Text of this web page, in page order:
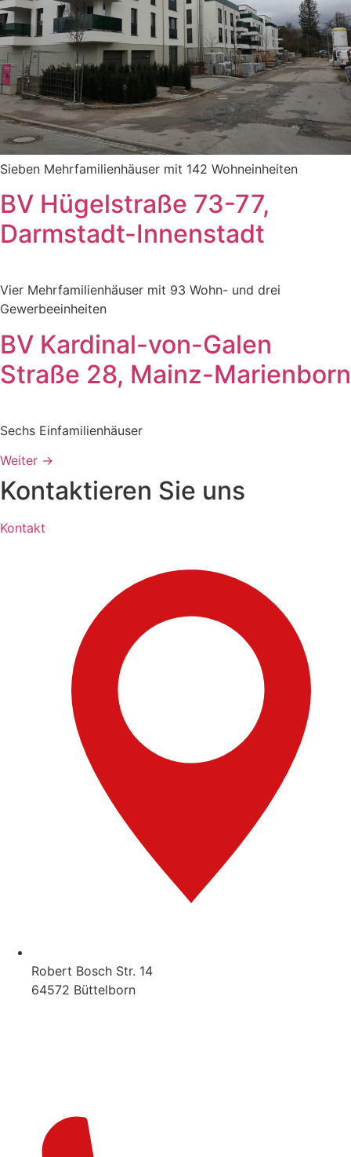
Sieben Mehrfamilienhäuser mit 142 Wohneinheiten
BV Hügelstraße 73-77,
Darmstadt-Innenstadt
Vier Mehrfamilienhäuser mit 93 Wohn- und drei
Gewerbeeinheiten
BV Kardinal-von-Galen
Straße 28, Mainz-Marienborn
Sechs Einfamilienhäuser
Weiter →
Kontaktieren Sie uns
Kontakt
Robert Bosch Str. 14
64572 Büttelborn